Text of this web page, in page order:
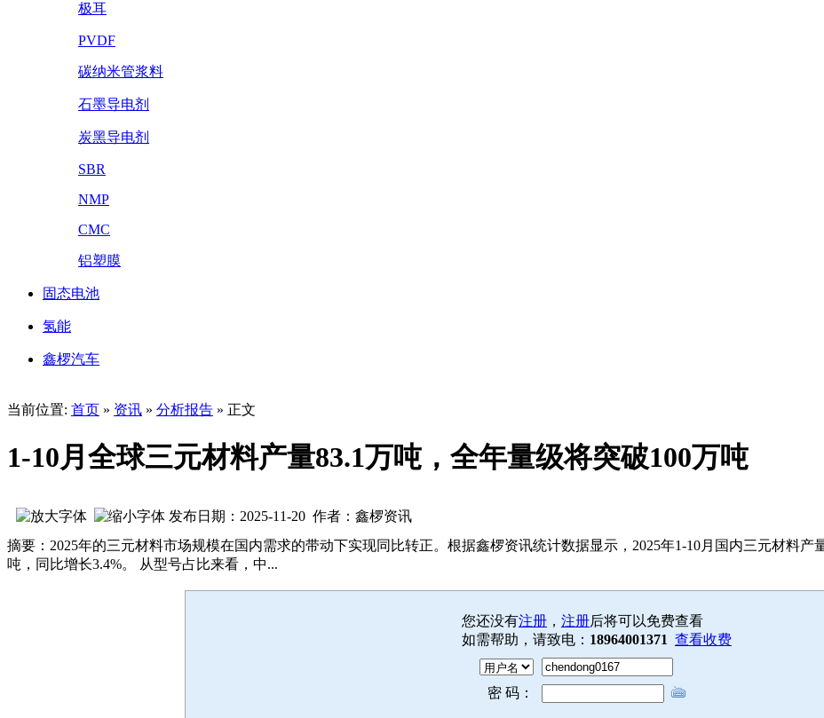
极耳
PVDF
碳纳米管浆料
石墨导电剂
炭黑导电剂
SBR
NMP
CMC
铝塑膜
固态电池
氢能
鑫椤汽车
当前位置: 首页 » 资讯 » 分析报告 » 正文
1-10月全球三元材料产量83.1万吨，全年量级将突破100万吨
发布日期：2025-11-20 作者：鑫椤资讯
摘要：2025年的三元材料市场规模在国内需求的带动下实现同比转正。根据鑫椤资讯统计数据显示，2025年1-10月国内三元材料产
吨，同比增长3.4%。 从型号占比来看，中...
您还没有注册 ， 注册后将可以免费查看
如需帮助，请致电： 18964001371 查看收费
密 码：